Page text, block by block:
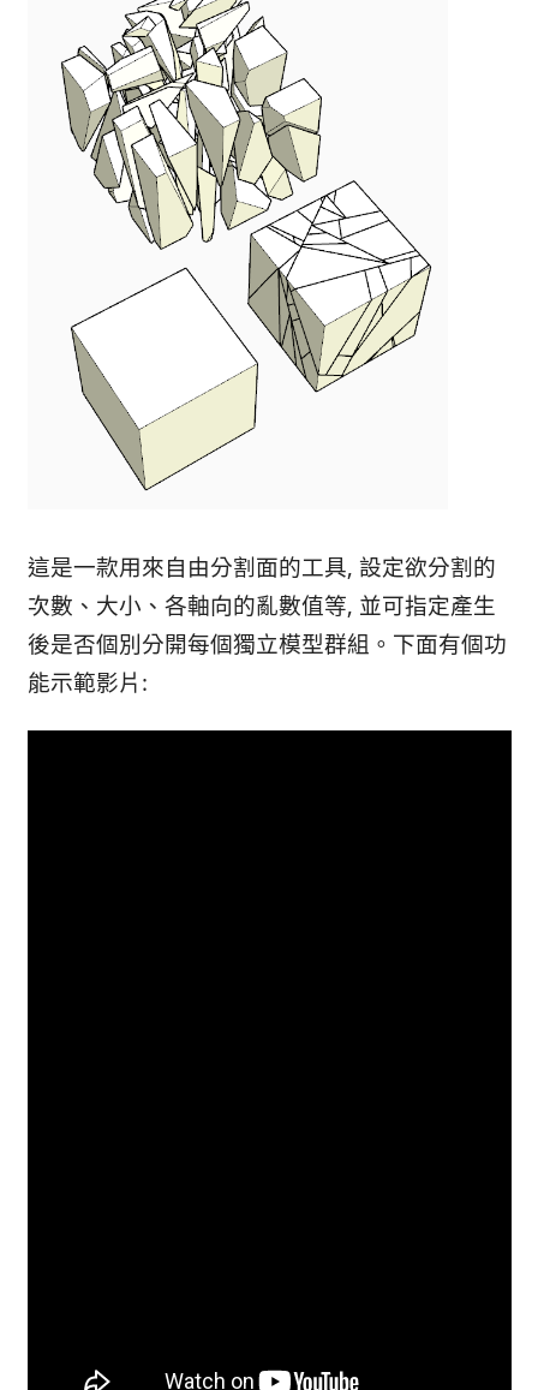
這是一款用來自由分割面的工具, 設定欲分割的
次數、大小、各軸向的亂數值等, 並可指定產生
後是否個別分開每個獨立模型群組。下面有個功
能示範影片: